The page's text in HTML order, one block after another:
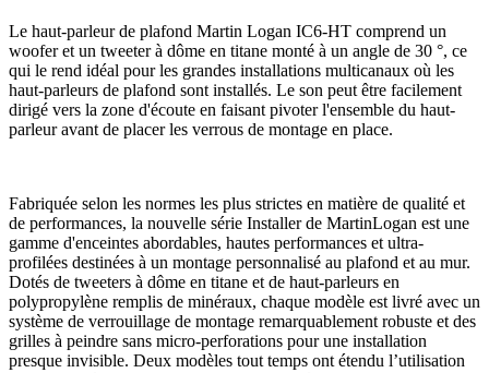
Le haut-parleur de plafond Martin Logan IC6-HT comprend un
woofer et un tweeter à dôme en titane monté à un angle de 30 °, ce
qui le rend idéal pour les grandes installations multicanaux où les
haut-parleurs de plafond sont installés. Le son peut être facilement
dirigé vers la zone d'écoute en faisant pivoter l'ensemble du haut-
parleur avant de placer les verrous de montage en place.
Fabriquée selon les normes les plus strictes en matière de qualité et
de performances, la nouvelle série Installer de MartinLogan est une
gamme d'enceintes abordables, hautes performances et ultra-
profilées destinées à un montage personnalisé au plafond et au mur.
Dotés de tweeters à dôme en titane et de haut-parleurs en
polypropylène remplis de minéraux, chaque modèle est livré avec un
système de verrouillage de montage remarquablement robuste et des
grilles à peindre sans micro-perforations pour une installation
presque invisible. Deux modèles tout temps ont étendu l’utilisation